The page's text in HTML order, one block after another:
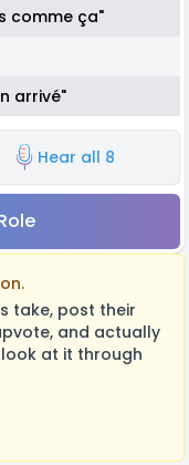
comme ça"
arrivé"
Hear all 8
take, post their
and actually
at it through